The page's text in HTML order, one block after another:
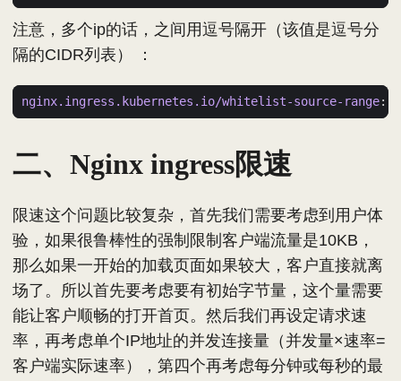
注意，多个ip的话，之间用逗号隔开（该值是逗号分
隔的CIDR列表） ：
nginx.ingress.kubernetes.io/whitelist-source-range:
二、Nginx ingress限速
限速这个问题比较复杂，首先我们需要考虑到用户体
验，如果很鲁棒性的强制限制客户端流量是10KB，
那么如果一开始的加载页面如果较大，客户直接就离
场了。所以首先要考虑要有初始字节量，这个量需要
能让客户顺畅的打开首页。然后我们再设定请求速
率，再考虑单个IP地址的并发连接量（并发量×速率=
客户端实际速率），第四个再考虑每分钟或每秒的最